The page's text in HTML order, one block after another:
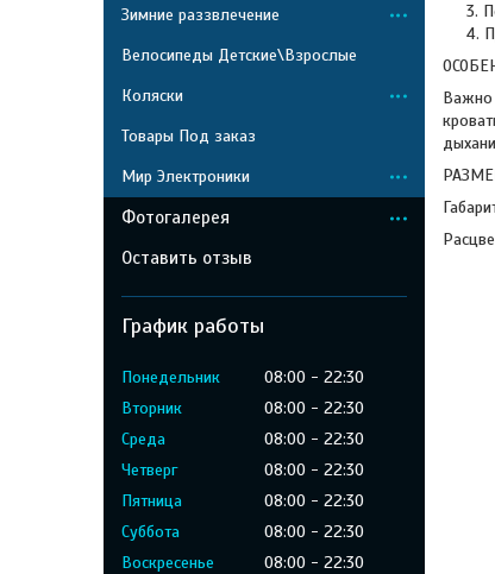
Важно
Зимние раззвлечение
Велосипеды Детские\Взрослые
Коляски
Товары Под заказ
Мир Электроники
Фотогалерея
Оставить отзыв
График работы
Понедельник 08:00
22:30
Вторник
08:00
22:30
Среда
08:00
22:30
Четверг
08:00
22:30
Пятница
08:00
22:30
Суббота
08:00
22:30
Воскресенье
08:00 22:30